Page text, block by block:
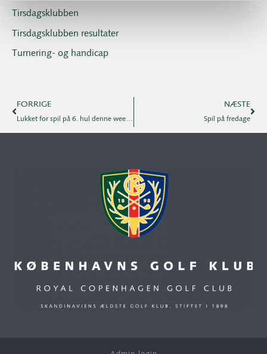
Tirsdagsklubben
Tirsdagsklubben resultater
Turnering- og handicap
FORRIGE
Lukket for spil på 6. hul denne weekend
NÆSTE
Spil på fredage